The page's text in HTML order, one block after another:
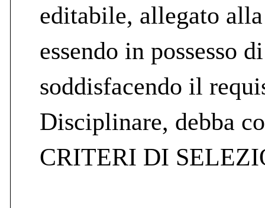
editabile, allegato
essendo in possesso
soddisfacendo il
Disciplinare, debba
CRITERI DI